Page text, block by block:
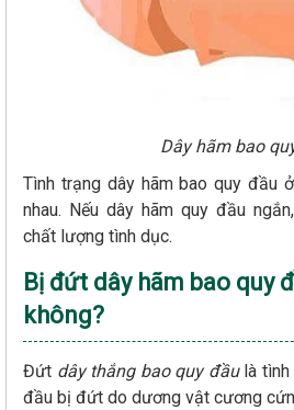
Dây hãm bao
Tình trạng dây hãm bao quy đầu
nhau. Nếu dây hãm quy đầu
chất lượng tình dục.
Bị đứt dây hãm bao quy
không?
Đứt dây thắng bao quy đầulà tình
đầu bị đứt do dương vật cương